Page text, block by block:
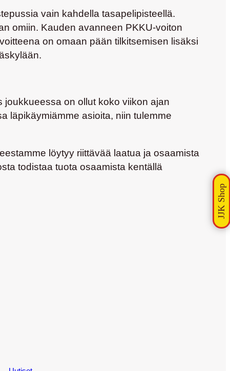
vain kahdella tasapelipisteellä.
omiin. Kauden avanneen PKKU-voiton
on omaan pään tilkitsemisen lisäksi
joukkueessa on ollut koko viikon ajan
läpikäymiämme asioita, niin tulemme
löytyy riittävää laatua ja osaamista
todistaa tuota osaamista kentällä